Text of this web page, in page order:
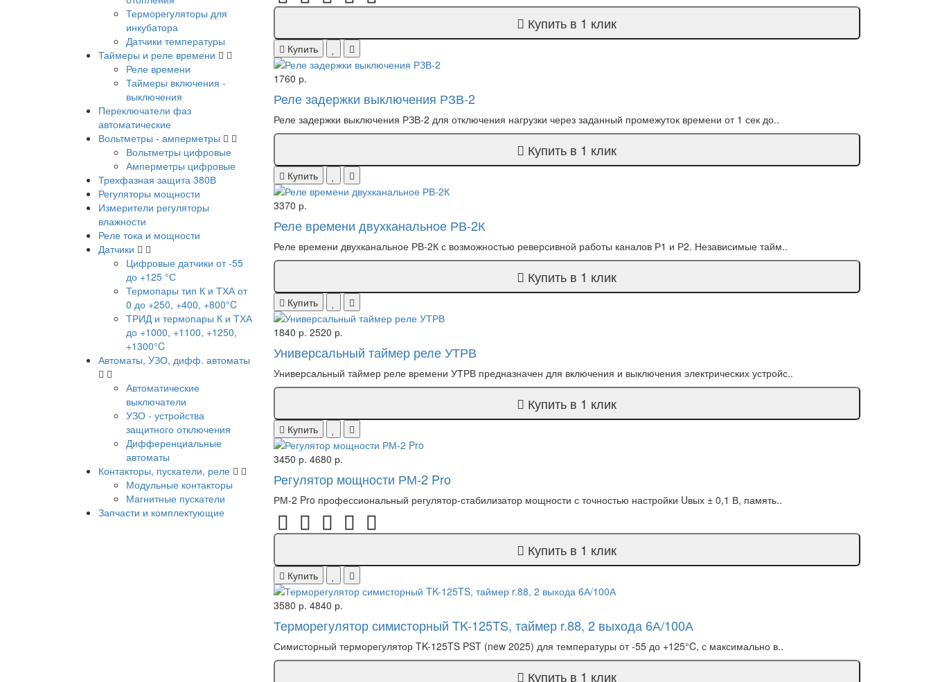
Терморегуляторы для
инкубатора
Датчики температуры
Таймеры и реле времени
Реле времени
Таймеры включения -
выключения
Переключатели фаз
автоматические
Вольтметры - амперметры
Вольтметры цифровые
Амперметры цифровые
Трехфазная защита 380В
Регуляторы мощности
Измерители регуляторы
влажности
Реле тока и мощности
Датчики
Цифровые датчики от -55
до +125 °С
Термопары тип К и ТХА от
0 до +250, +400, +800°C
ТРИД и термопары К и ТХА
до +1000, +1100, +1250,
+1300°C
Автоматы, УЗО, дифф. автоматы
Автоматические
выключатели
УЗО - устройства
защитного отключения
Дифференциальные
автоматы
Контакторы, пускатели, реле
Модульные контакторы
Магнитные пускатели
Запчасти и комплектующие
Купить в 1 клик
Купить
1760 р.
Реле задержки выключения РЗВ-2
Реле задержки выключения РЗВ-2 для отключения нагрузки через заданный промежуток времени от 1 сек до..
Купить в 1 клик
Купить
3370 р.
Реле времени двухканальное РВ-2К
Реле времени двухканальное РВ-2К с возможностью реверсивной работы каналов Р1 и Р2. Независимые тайм..
Купить в 1 клик
Купить
1840 р. 2520 р.
Универсальный таймер реле УТРВ
Универсальный таймер реле времени УТРВ предназначен для включения и выключения электрических устройс..
Купить в 1 клик
Купить
3450 р. 4680 р.
Регулятор мощности РМ-2 Pro
РМ-2 Pro профессиональный регулятор-стабилизатор мощности с точностью настройки Uвых ± 0,1 В, память..
Купить в 1 клик
Купить
3580 р. 4840 р.
Терморегулятор симисторный TK-125TS, таймер r.88, 2 выхода 6А/100А
Симисторный терморегулятор TK-125TS PST (new 2025) для температуры от -55 до +125°C, с максимально в..
Купить в 1 клик